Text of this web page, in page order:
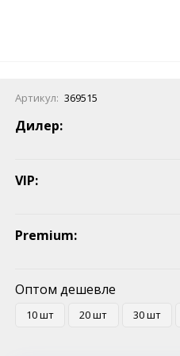
Артикул: 369515
Дилер:
VIP:
Premium:
Оптом дешевле
10 шт 20 шт 30 шт